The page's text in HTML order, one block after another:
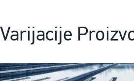
Varijacije